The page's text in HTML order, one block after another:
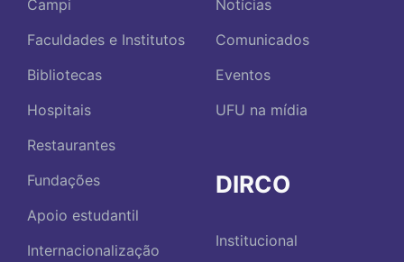
Campi
Faculdades e Institutos
Bibliotecas
Hospitais
Restaurantes
Fundações
Apoio estudantil
Internacionalização
Notícias
Comunicados
Eventos
UFU na mídia
DIRCO
Institucional